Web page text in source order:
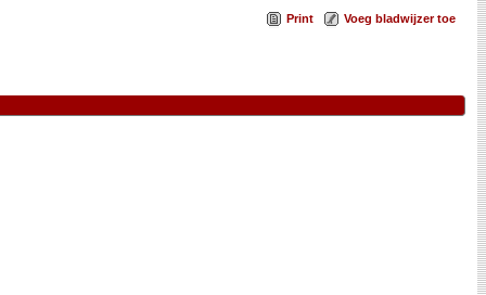
Print Voeg bladwijzer toe